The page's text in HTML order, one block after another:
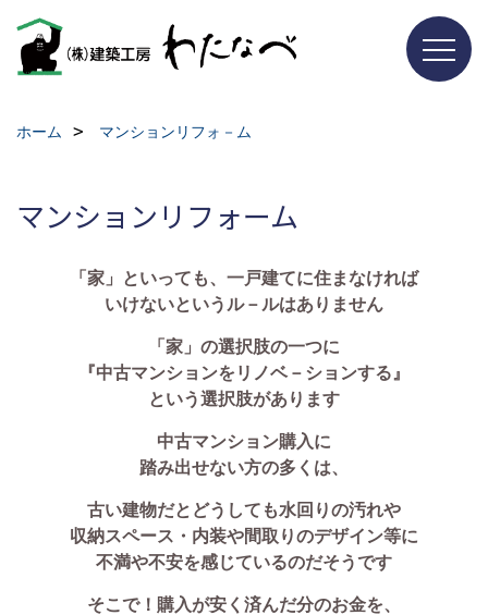
ホーム マンションリフォ－ム
マンションリフォーム
「家」といっても、一戸建てに住まなければ
いけないというル－ルはありません
「家」の選択肢の一つに
『中古マンションをリノベ－ションする』
という選択肢があります
中古マンション購入に
踏み出せない方の多くは、
古い建物だとどうしても水回りの汚れや
収納スペース・内装や間取りのデザイン等に
不満や不安を感じているのだそうです
そこで！購入が安く済んだ分のお金を、